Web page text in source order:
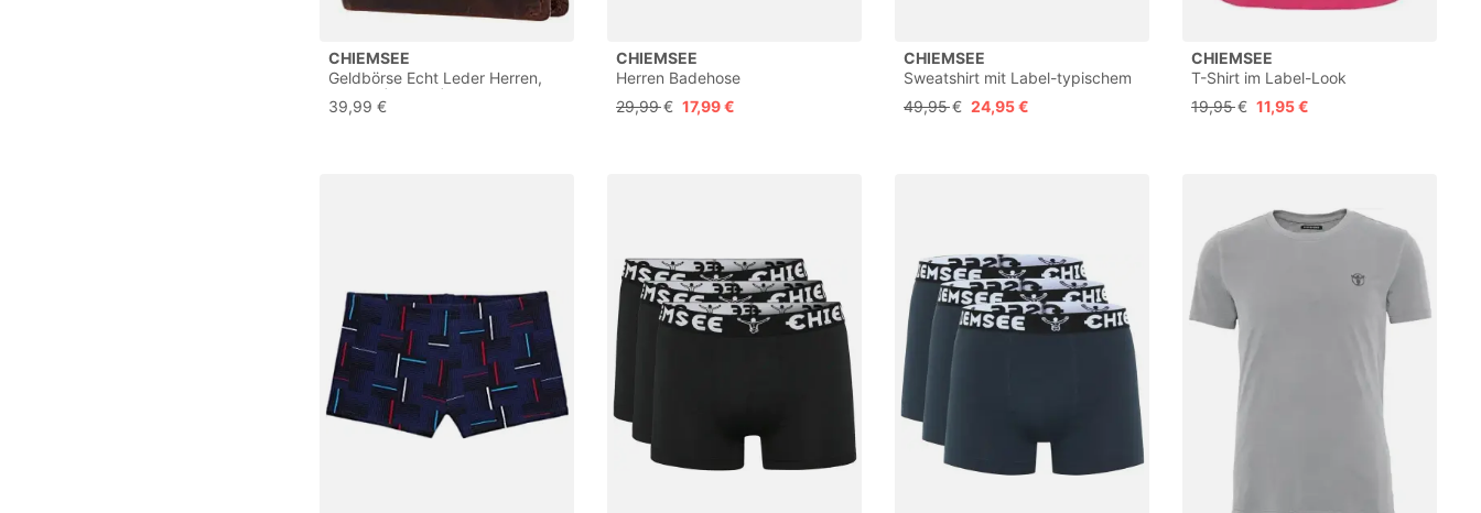
CHIEMSEE
Geldbörse Echt Leder Herren,
Damen | braun | 021132
39,99 €
CHIEMSEE
Herren Badehose
29,99 € 17,99 €
CHIEMSEE
Sweatshirt mit Label-typischem
Backprint
49,95 € 24,95 €
CHIEMSEE
T-Shirt im Label-Look
19,95 € 11,95 €